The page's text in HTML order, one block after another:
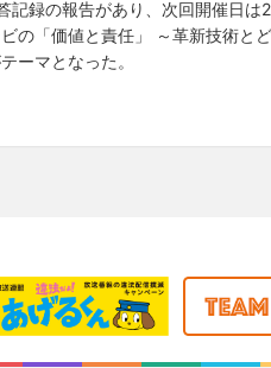
記録の報告があり、次回開催日は
ビの「価値と責任」 ～革新技術
ーマとなった。